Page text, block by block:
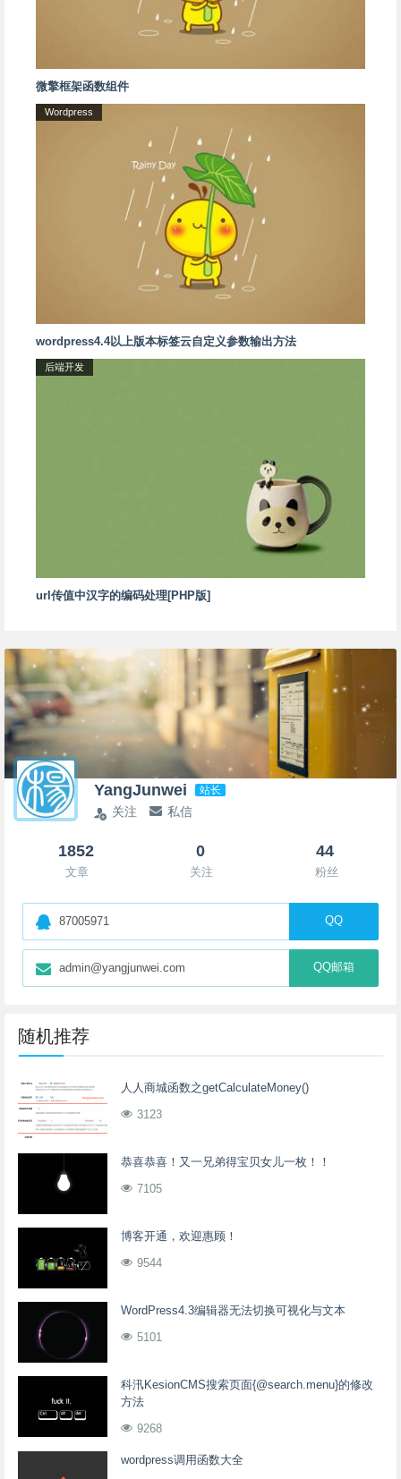
微擎框架函数组件
Wordpress
wordpress4.4以上版本标签云自定义参数输出方法
后端开发
url传值中汉字的编码处理[PHP版]
YangJunwei 站长
关注 私信
1852
文章
0
关注
44
粉丝
87005971 QQ
admin@yangjunwei.com QQ邮箱
随机推荐
人人商城函数之getCalculateMoney()
3123
恭喜恭喜！又一兄弟得宝贝女儿一枚！！
7105
博客开通，欢迎惠顾！
9544
WordPress4.3编辑器无法切换可视化与文本
5101
科汛KesionCMS搜索页面{@search.menu}的修改
方法
9268
wordpress调用函数大全